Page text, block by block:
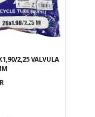
2,25 VALVULA